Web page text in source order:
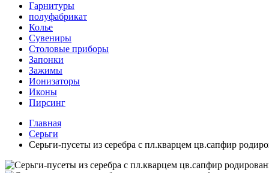
Гарнитуры
полуфабрикат
Колье
Сувениры
Столовые приборы
Запонки
Зажимы
Ионизаторы
Иконы
Пирсинг
Главная
Серьги
Серьги-пусеты из серебра с пл.кварцем цв.сапфир